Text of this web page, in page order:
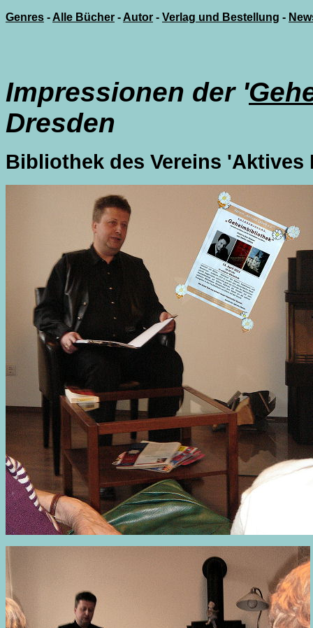
Genres - Alle Bücher - Autor - Verlag und Bestellung -
Impressionen der '
Dresden
Bibliothek des Vereins 'Aktives